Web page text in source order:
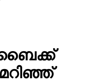
ബൈക്ക്